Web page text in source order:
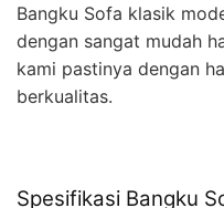
Bangku Sofa klasik
dengan sangat mudah
kami pastinya dengan
berkualitas.
Spesifikasi Bangku